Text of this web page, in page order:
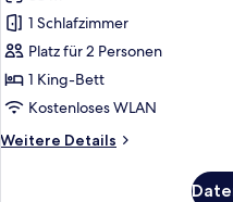
Zimmer,
1 King-
Bett,
Blick
die
1 Schlafzimmer
Platz für 2 Personen
1 King-Bett
Kostenloses WLAN
Weitere Details
Weitere